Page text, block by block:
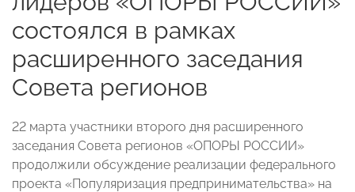
состоялся в рамках
расширенного заседания
Совета регионов
22 марта участники второго дня расширенного
заседания Совета регионов «ОПОРЫ РОССИИ»
продолжили обсуждение реализации федерального
проекта «Популяризация предпринимательства» на